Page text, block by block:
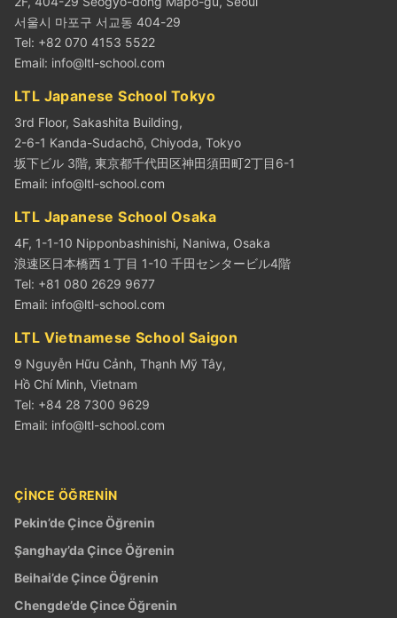
서울시 마포구 서교동 404-29
Tel: +82 070 4153 5522
Email: info@ltl-school.com
LTL Japanese School Tokyo
3rd Floor, Sakashita Building,
2-6-1 Kanda-Sudachō, Chiyoda, Tokyo
坂下ビル 3階, 東京都千代田区神田須田町2丁目6-1
Email: info@ltl-school.com
LTL Japanese School Osaka
4F, 1-1-10 Nipponbashinishi, Naniwa, Osaka
浪速区日本橋西１丁目 1-10 千田センタービル4階
Tel: +81 080 2629 9677
Email: info@ltl-school.com
LTL Vietnamese School Saigon
9 Nguyễn Hữu Cảnh, Thạnh Mỹ Tây,
Hồ Chí Minh, Vietnam
Tel: +84 28 7300 9629
Email: info@ltl-school.com
ÇINCE ÖĞRENIN
Pekin’de Çince Öğrenin
Şanghay’da Çince Öğrenin
Beihai’de Çince Öğrenin
Chengde’de Çince Öğrenin